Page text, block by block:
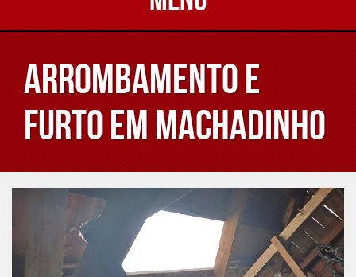
Arrombamento e
Furto em Machadinho